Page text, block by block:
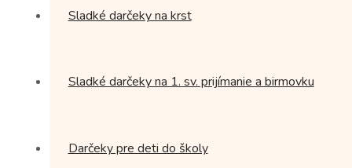
Sladké darčeky na krst
Sladké darčeky na 1. sv. prijímanie a birmovku
Darčeky pre deti do školy